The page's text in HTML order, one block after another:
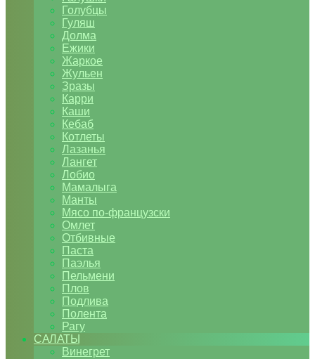
Голубцы
Гуляш
Долма
Ежики
Жаркое
Жульен
Зразы
Карри
Каши
Кебаб
Котлеты
Лазанья
Лангет
Лобио
Мамалыга
Манты
Мясо по-французски
Омлет
Отбивные
Паста
Паэлья
Пельмени
Плов
Подлива
Полента
Рагу
САЛАТЫ
Винегрет